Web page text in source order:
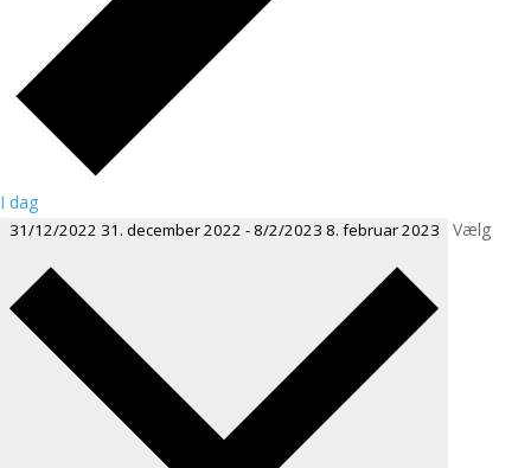
I dag
31/12/2022 31. december 2022 -8/2/2023 8. februar 2023 Vælg